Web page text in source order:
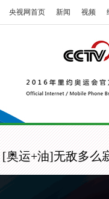
央视网首页 新闻 视频
[奥运+油]无敌多么